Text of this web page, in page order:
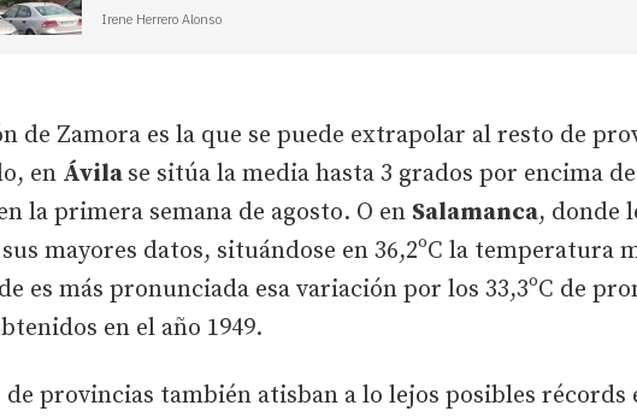
Irene HerreroAlonso
de Zamora es la que se puede extrapolar al resto de
en Ávila se sitúa la media hasta 3 grados por encima
la primera semana de agosto. O en Salamanca, donde
mayores datos, situándose en 36,2ºC la temperatura
es más pronunciada esa variación por los 33,3ºC de
en el año 1949.
de provincias también atisban a lo lejos posibles récords